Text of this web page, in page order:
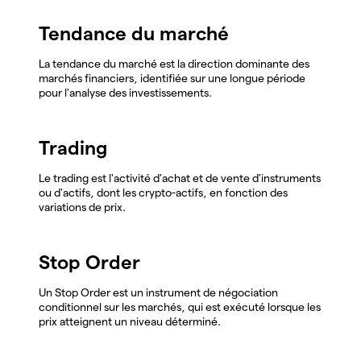
Tendance du marché
La tendance du marché est la direction dominante des
marchés financiers, identifiée sur une longue période
pour l'analyse des investissements.
Trading
Le trading est l'activité d'achat et de vente d'instruments
ou d'actifs, dont les crypto-actifs, en fonction des
variations de prix.
Stop Order
Un Stop Order est un instrument de négociation
conditionnel sur les marchés, qui est exécuté lorsque les
prix atteignent un niveau déterminé.